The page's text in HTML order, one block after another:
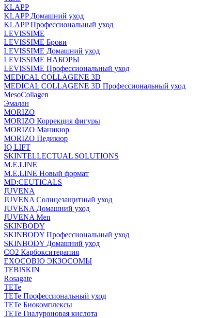
KLAPP
KLAPP Домашний уход
KLAPP Профессиональный уход
LEVISSIME
LEVISSIME Брови
LEVISSIME Домашний уход
LEVISSIME НАБОРЫ
LEVISSIME Профессиональный уход
MEDICAL COLLAGENE 3D
MEDICAL COLLAGENE 3D Профессиональный уход
MesoCollagen
Эмалан
MORIZO
MORIZO Коррекция фигуры
MORIZO Маникюр
MORIZO Педикюр
IQ LIFT
SKINTELLECTUAL SOLUTIONS
M.E.LINE
M.E.LINE Новый формат
MD:CEUTICALS
JUVENA
JUVENA Солнцезащитный уход
JUVENA Домашний уход
JUVENA Men
SKINBODY
SKINBODY Профессиональный уход
SKINBODY Домашний уход
CO2 Карбокситерапия
EXOCOBIO ЭКЗОСОМЫ
TEBISKIN
Rosagate
TETe
TETe Профессиональный уход
TETe Биокомплексы
TETe Гиалуроновая кислота